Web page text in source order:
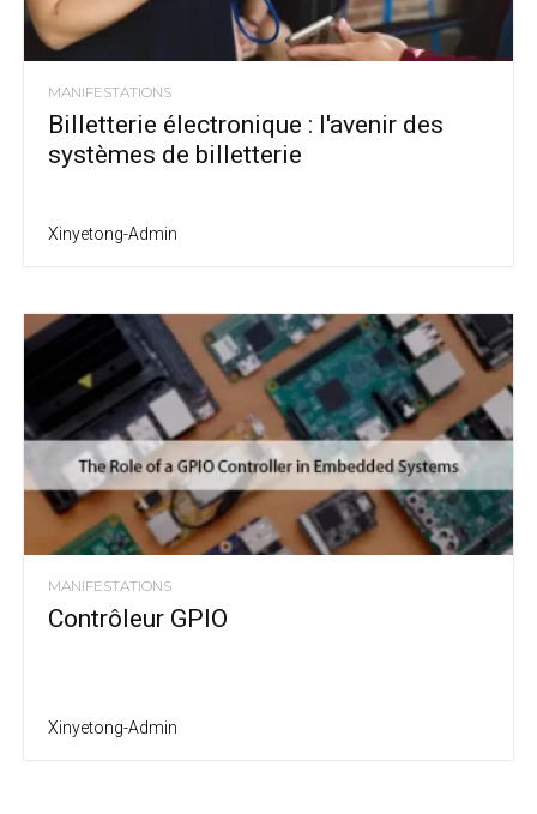
MANIFESTATIONS
Billetterie électronique : l'avenir des
systèmes de billetterie
Xinyetong-Admin
MANIFESTATIONS
Contrôleur GPIO
Xinyetong-Admin